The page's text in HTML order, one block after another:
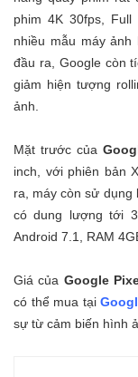
phim 4K 30fps,
nhiều mẫu máy
đầu ra, Google còn
giảm hiện tượng
ảnh.
Mặt trước của
inch, với phiên bản
ra, máy còn sử dụng
có dung lượng tới
Android 7.1, RAM
Giá của Google
có thể mua tại
sự từ cảm biến hình